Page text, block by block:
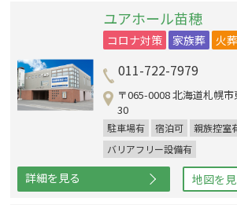
ユアホール苗穂
コロナ対策 家族葬 火葬
011-722-7979
〒065-0008 北海道札幌
30
駐車場有 宿泊可 親族控室
バリアフリー設備有
詳細を見る 地図を